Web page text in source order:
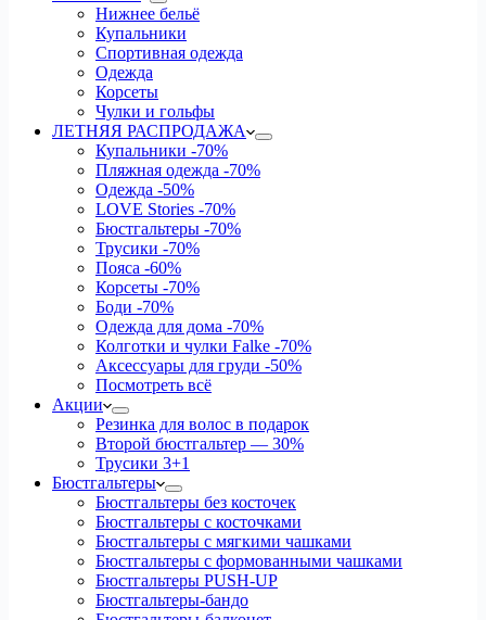
Нижнее бельё
Купальники
Спортивная одежда
Одежда
Корсеты
Чулки и гольфы
ЛЕТНЯЯ РАСПРОДАЖА
Купальники -70%
Пляжная одежда -70%
Одежда -50%
LOVE Stories -70%
Бюстгальтеры -70%
Трусики -70%
Пояса -60%
Корсеты -70%
Боди -70%
Одежда для дома -70%
Колготки и чулки Falke -70%
Аксессуары для груди -50%
Посмотреть всё
Акции
Резинка для волос в подарок
Второй бюстгальтер — 30%
Трусики 3+1
Бюстгальтеры
Бюстгальтеры без косточек
Бюстгальтеры с косточками
Бюстгальтеры с мягкими чашками
Бюстгальтеры с формованными чашками
Бюстгальтеры PUSH-UP
Бюстгальтеры-бандо